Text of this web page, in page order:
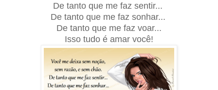
De tanto que me faz sentir...
De tanto que me faz sonhar...
De tanto que me faz voar...
Isso tudo é amar você!